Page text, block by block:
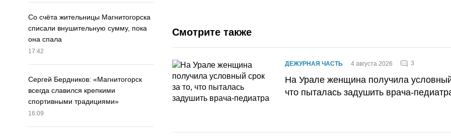
Со счёта жительницы Магнитогорска
списали внушительную сумму, пока
она спала
17:42
Сергей Бердников: «Магнитогорск
всегда славился крепкими
спортивными традициями»
16:09
Смотрите также
ДЕЖУРНАЯ ЧАСТЬ 4 августа 2026 3
На Урале женщина получила условный
что пыталась задушить врача-